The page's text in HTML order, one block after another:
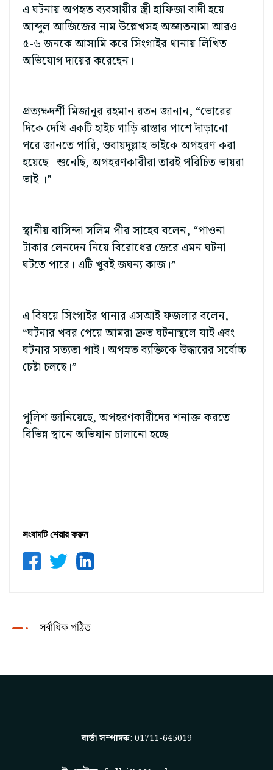
এ ঘটনায় অপহৃত ব্যবসায়ীর স্ত্রী হাফিজা বাদী হয়ে
আব্দুল আজিজের নাম উল্লেখসহ অজ্ঞাতনামা আরও
৫-৬ জনকে আসামি করে সিংগাইর থানায় লিখিত
অভিযোগ দায়ের করেছেন।
প্রত্যক্ষদর্শী মিজানুর রহমান রতন জানান, “ভোরের
দিকে দেখি একটি হাইচ গাড়ি রাস্তার পাশে দাঁড়ানো।
পরে জানতে পারি, ওবায়দুল্লাহ ভাইকে অপহরণ করা
হয়েছে। শুনেছি, অপহরণকারীরা তারই পরিচিত ভায়রা
ভাই ।”
স্থানীয় বাসিন্দা সলিম পীর সাহেব বলেন, “পাওনা
টাকার লেনদেন নিয়ে বিরোধের জেরে এমন ঘটনা
ঘটতে পারে। এটি খুবই জঘন্য কাজ।”
এ বিষয়ে সিংগাইর থানার এসআই ফজলার বলেন,
“ঘটনার খবর পেয়ে আমরা দ্রুত ঘটনাস্থলে যাই এবং
ঘটনার সত্যতা পাই। অপহৃত ব্যক্তিকে উদ্ধারের সর্বোচ্চ
চেষ্টা চলছে।”
পুলিশ জানিয়েছে, অপহরণকারীদের শনাক্ত করতে
বিভিন্ন স্থানে অভিযান চালানো হচ্ছে।
সংবাদটি শেয়ার করুন
সর্বাধিক পঠিত
বার্তা সম্পাদক: 01711-645019